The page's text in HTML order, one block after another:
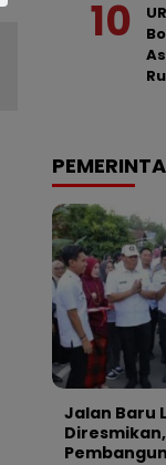
Jalan Baru